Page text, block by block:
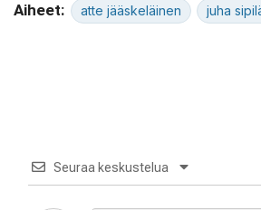
Aiheet: atte jääskeläinen juha
Seuraa keskustelua